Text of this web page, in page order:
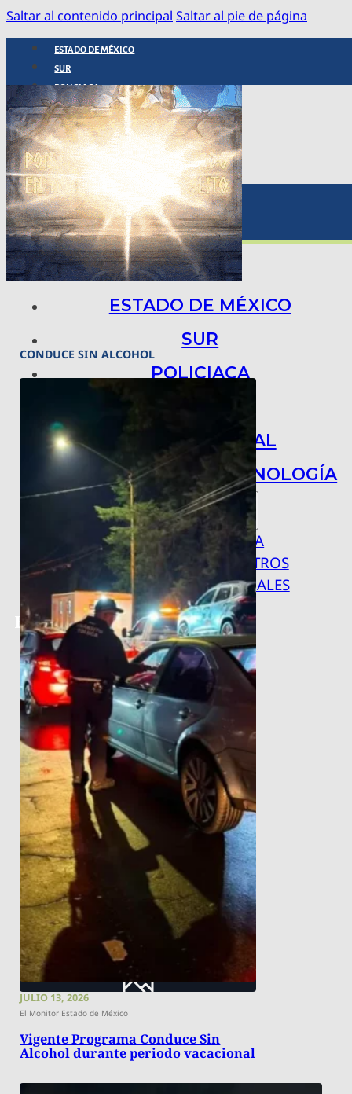
Saltar al contenido principal Saltar al pie de página
ESTADO DE MÉXICO
SUR
POLICIACA
NACIONAL
INTERNACIONAL
ARTE, CIENCIA Y TECNOLOGÍA
COLUMNAS
BAJO LA LUPA
RASTROS Y ROSTROS
VÍNCULOS ANIMALES
ESTADO DE MÉXICO
SUR
POLICIACA
INTERNACIONAL
ARTE, CIENCIA Y TECNOLOGÍA
COLUMNAS
BAJO LA LUPA
RASTROS Y ROSTROS
VÍNCULOS ANIMALES
CONDUCE SIN ALCOHOL
JULIO 13, 2026
El Monitor Estado de México
Vigente Programa Conduce Sin
Alcohol durante periodo vacacional